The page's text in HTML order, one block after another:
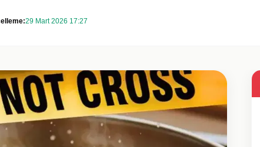
29 Mart 2026 17:27